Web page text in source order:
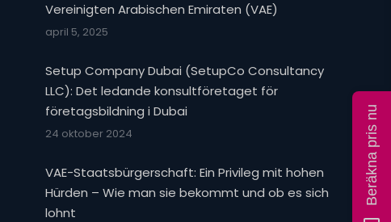
Vereinigten Arabischen Emiraten (VAE)
april 5, 2025
Setup Company Dubai (SetupCo Consultancy
LLC): Det ledande konsultföretaget för
företagsbildning i Dubai
24 oktober 2024
VAE-Staatsbürgerschaft: Ein Privileg mit hohen
Hürden – Wie man sie bekommt und ob es sich
lohnt
Beräkna pris nu